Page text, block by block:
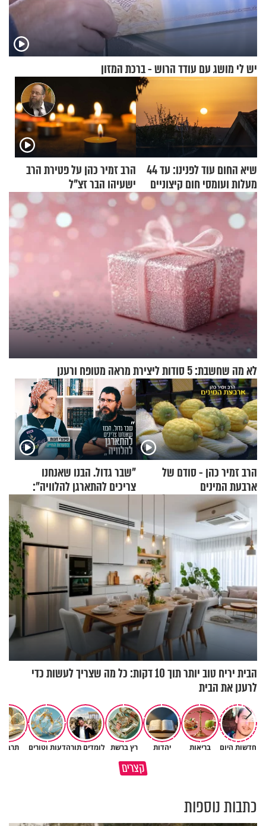
יש לי מושג עם עודד הרוש - ברכת המזון
שיא החום עוד לפנינו: עד 44
מעלות ועומסי חום קיצוניים
הרב זמיר כהן על פטירת הרב
ישעיהו הבר זצ"ל
לא מה שחשבת: 5 סודות ליצירת מראה מטופח ורענן
הרב זמיר כהן - סודם של
ארבעת המינים
"שבר גדול. הבנו שאנחנו
צריכים להתארגן להלוויה":
זוגיות במבחן, הפעם עם מרים
וגד דנינו
הבית יריח טוב יותר תוך 10 דקות: כל מה שצריך לעשות כדי
לרענן את הבית
חדשות היום בריאות יהדות רץ ברשת לומדים תורהדעות וטורים
קצרים
כיצד ניתן להרחיב דעתו של
כתבות נוספות